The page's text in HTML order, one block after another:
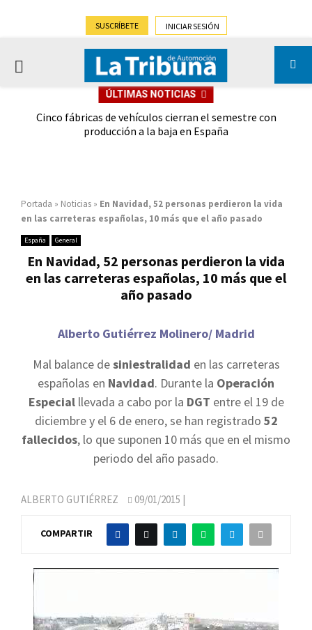
SUSCRÍBETE INICIAR SESIÓN
PRIMARY
ÚLTIMAS NOTICIAS
Cinco fábricas de vehículos cierran el semestre con
producción a la baja en España
Portada » Noticias » En Navidad, 52 personas perdieron la vida
en las carreteras españolas, 10 más que el año pasado
España General
En Navidad, 52 personas perdieron la vida
en las carreteras españolas, 10 más que el
año pasado
Alberto Gutiérrez Molinero/ Madrid
Mal balance desiniestralidad en las carreteras
españolas en Navidad. Durante la Operación
Especialllevada a cabo por la DGT entre el 19 de
diciembre y el 6 de enero, se han registrado 52
fallecidos, lo que suponen 10 más que en el mismo
periodo del año pasado.
ALBERTO GUTIÉRREZ 09/01/2015 |
COMPARTIR